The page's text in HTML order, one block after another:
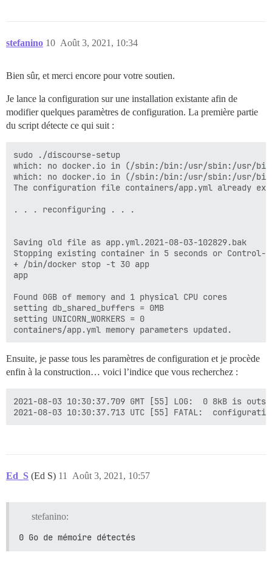
stefanino Août 3, 2021, 10:34
10
Bien sûr, et merci encore pour votre soutien.
Je lance la configuration sur une installation existante afin de
modifier quelques paramètres de configuration. La première partie
du script détecte ce qui suit :
sudo ./discourse-setup
which: no docker.io in (/sbin:/bin:/usr/sbin:/usr/
which: no docker.io in (/sbin:/bin:/usr/sbin:/usr/
The configuration file containers/app.yml already
. . . reconfiguring . . .
Saving old file as app.yml.2021-08-03-102829.bak
Stopping existing container in 5 seconds or Control-
+ /bin/docker stop -t 30 app
app
Found 0GB of memory and 1 physical CPU cores
setting db_shared_buffers = 0MB
setting UNICORN_WORKERS = 0
Ensuite, je passe tous les paramètres de configuration et je procède
enfin à la construction… voici l’indice que vous recherchez :
2021-08-03 10:30:37.709 GMT [55] LOG:  0 8kB is
Ed_S (Ed S) Août 3, 2021, 10:57
11
stefanino:
0 Go de mémoire détectés